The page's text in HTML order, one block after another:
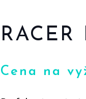
RACER
Cena na